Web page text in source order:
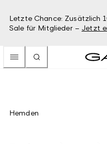
Letzte Chance: Zusätzlich
Sale für Mitglieder – Jetzt
Hemden